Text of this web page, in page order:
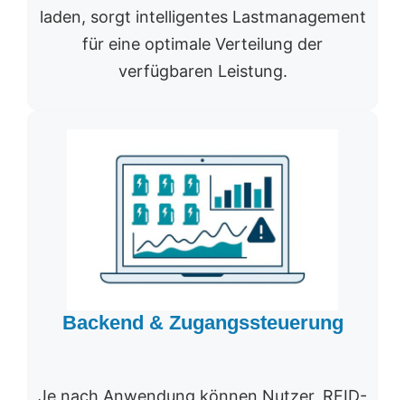
laden, sorgt intelligentes Lastmanagement
für eine optimale Verteilung der
verfügbaren Leistung.
Backend & Zugangssteuerung
Je nach Anwendung können Nutzer, RFID-